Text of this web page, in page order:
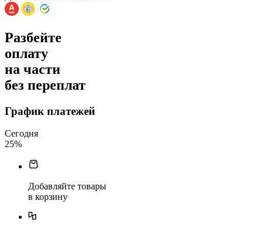
Разбейте
оплату
на части
без переплат
График платежей
Сегодня
25%
Добавляйте товары
в корзину